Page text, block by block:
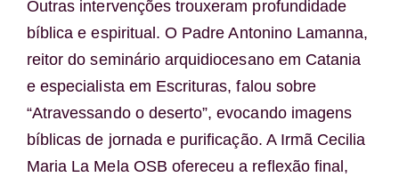
Outras intervenções trouxeram profundidade
bíblica e espiritual. O Padre Antonino Lamanna,
reitor do seminário arquidiocesano em Catania
e especialista em Escrituras, falou sobre
“Atravessando o deserto”, evocando imagens
bíblicas de jornada e purificação. A Irmã Cecilia
Maria La Mela OSB ofereceu a reflexão final,